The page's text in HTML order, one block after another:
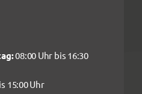
08:00 Uhr bis 16:30
15:00 Uhr